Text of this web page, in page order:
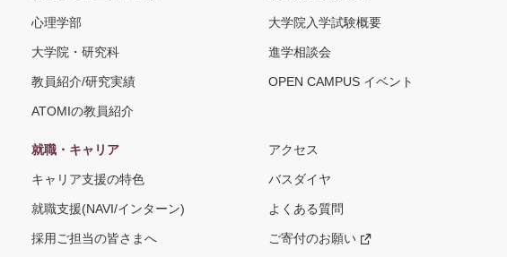
心理学部
大学院・研究科
教員紹介/研究実績
ATOMIの教員紹介
大学院入学試験概要
進学相談会
OPEN CAMPUS イベント
就職・キャリア
キャリア支援の特色
就職支援(NAVI/インターン)
採用ご担当の皆さまへ
アクセス
バスダイヤ
よくある質問
ご寄付のお願い
新